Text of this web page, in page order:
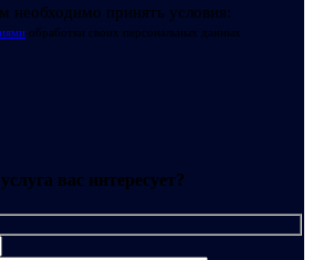
необходимо принять условия:
обработки своих персональных данных
вас интересует?